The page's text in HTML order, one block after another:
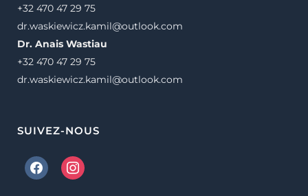
+32 470 47 29 75
dr.waskiewicz.kamil@outlook.com
Dr. Anais Wastiau
+32 470 47 29 75
dr.waskiewicz.kamil@outlook.com
SUIVEZ-NOUS